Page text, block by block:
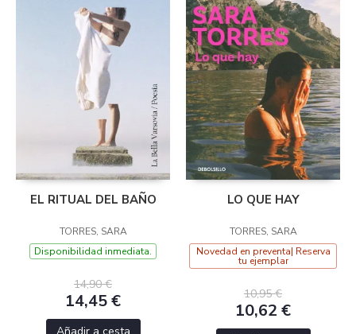
EL RITUAL DEL BAÑO
TORRES, SARA
Disponibilidad inmediata.
14,90 €
14,45 €
LO QUE HAY
TORRES, SARA
Novedad en preventa| Reserva
tu ejemplar
10,95 €
10,62 €